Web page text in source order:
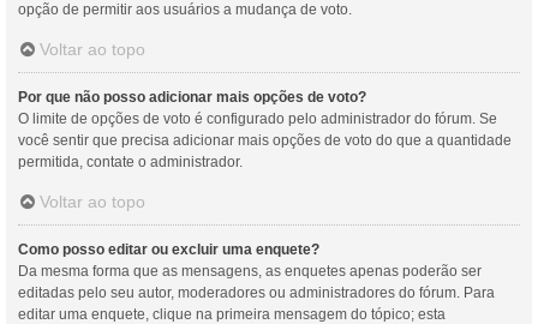
opção de permitir aos usuários a mudança de voto.
Voltar ao topo
Por que não posso adicionar mais opções de voto?
O limite de opções de voto é configurado pelo administrador do fórum. Se
você sentir que precisa adicionar mais opções de voto do que a quantidade
permitida, contate o administrador.
Voltar ao topo
Como posso editar ou excluir uma enquete?
Da mesma forma que as mensagens, as enquetes apenas poderão ser
editadas pelo seu autor, moderadores ou administradores do fórum. Para
editar uma enquete, clique na primeira mensagem do tópico; esta